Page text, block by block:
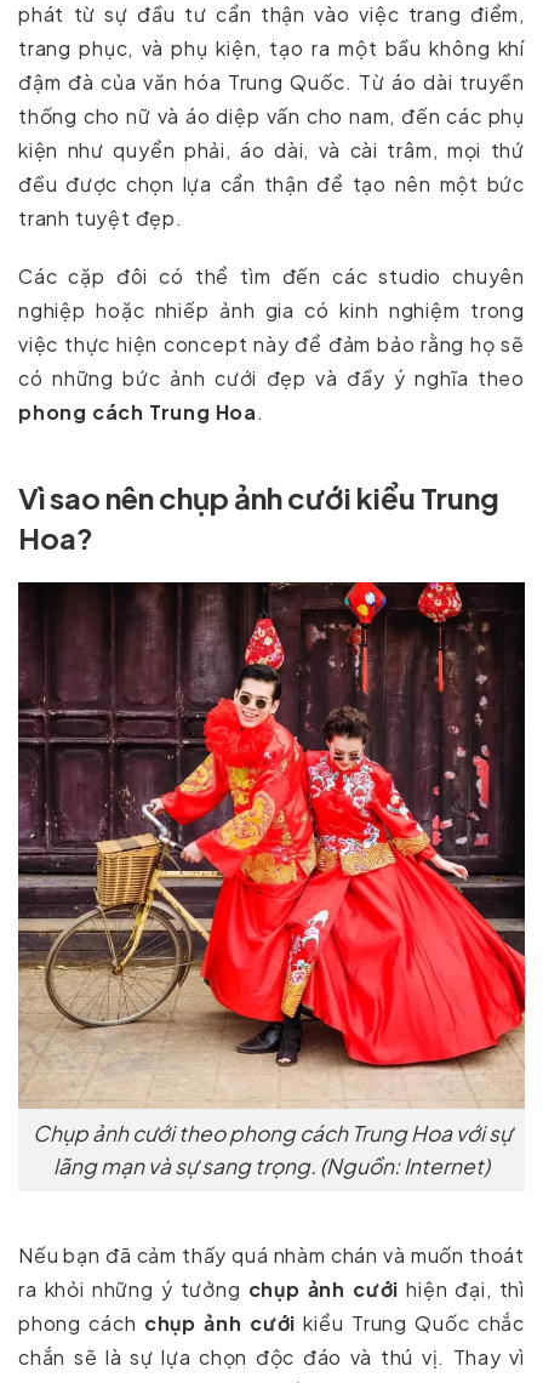
phát từ sự đầu tư cẩn thận vào việc trang điểm,
trang phục, và phụ kiện, tạo ra một bầu không khí
đậm đà của văn hóa Trung Quốc. Từ áo dài truyền
thống cho nữ và áo diệp vấn cho nam, đến các phụ
kiện như quyển phải, áo dài, và cài trâm, mọi thứ
đều được chọn lựa cẩn thận để tạo nên một bức
tranh tuyệt đẹp.
Các cặp đôi có thể tìm đến các studio chuyên
nghiệp hoặc nhiếp ảnh gia có kinh nghiệm trong
việc thực hiện concept này để đảm bảo rằng họ sẽ
có những bức ảnh cưới đẹp và đầy ý nghĩa theo
phong cách Trung Hoa.
Vì sao nên chụp ảnh cưới kiểu Trung
Hoa?
Chụp ảnh cưới theo phong cách Trung Hoa với sự
lãng mạn và sự sang trọng. (Nguồn: Internet)
Nếu bạn đã cảm thấy quá nhàm chán và muốn thoát
ra khỏi những ý tưởng chụp ảnh cưới hiện đại, thì
phong cách chụp ảnh cưới kiểu Trung Quốc chắc
chắn sẽ là sự lựa chọn độc đáo và thú vị. Thay vì